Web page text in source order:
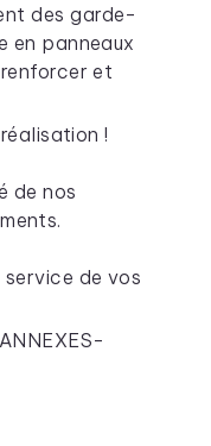
des garde-
en panneaux
et
!
de nos
de vos